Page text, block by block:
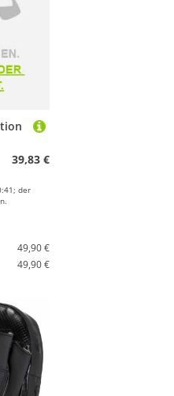
39,83 €
der
49,90 €
49,90 €